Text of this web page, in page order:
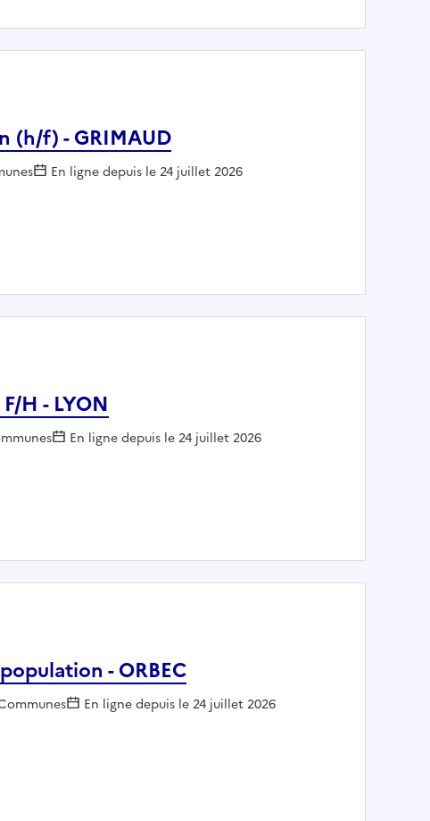
(h/f) - GRIMAUD
: En ligne depuis le 24 juillet 2026
(h/f) - GRIMAUD
H - LYON
: En ligne depuis le 24 juillet 2026
logé F/H - LYON
- ORBEC
: En ligne depuis le 24 juillet 2026
et population - ORBEC